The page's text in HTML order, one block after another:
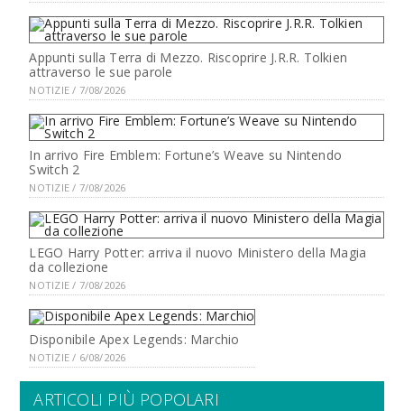
Appunti sulla Terra di Mezzo. Riscoprire J.R.R. Tolkien
attraverso le sue parole
NOTIZIE / 7/08/2026
In arrivo Fire Emblem: Fortune’s Weave su Nintendo
Switch 2
NOTIZIE / 7/08/2026
LEGO Harry Potter: arriva il nuovo Ministero della Magia
da collezione
NOTIZIE / 7/08/2026
Disponibile Apex Legends: Marchio
NOTIZIE / 6/08/2026
ARTICOLI PIÙ POPOLARI